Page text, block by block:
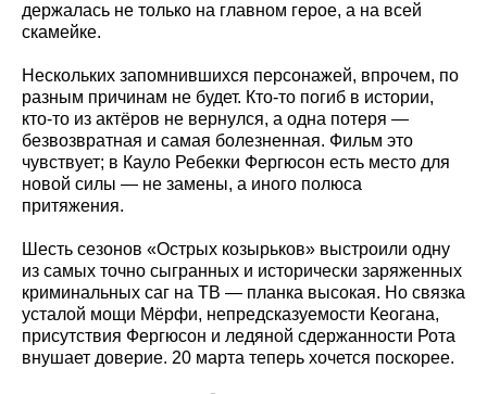
держалась не только на главном герое, а на всей
скамейке.
Нескольких запомнившихся персонажей, впрочем, по
разным причинам не будет. Кто-то погиб в истории,
кто-то из актёров не вернулся, а одна потеря —
безвозвратная и самая болезненная. Фильм это
чувствует; в Кауло Ребекки Фергюсон есть место для
новой силы — не замены, а иного полюса
притяжения.
Шесть сезонов «Острых козырьков» выстроили одну
из самых точно сыгранных и исторически заряженных
криминальных саг на ТВ — планка высокая. Но связка
усталой мощи Мёрфи, непредсказуемости Кеогана,
присутствия Фергюсон и ледяной сдержанности Рота
внушает доверие. 20 марта теперь хочется поскорее.